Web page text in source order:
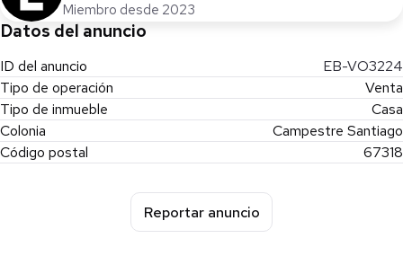
Miembro desde 2023
Datos del anuncio
ID del anuncio
EB-VO3224
Tipo de operación
Venta
Tipo de inmueble
Casa
Colonia
Campestre Santiago
Código postal
67318
Reportar anuncio